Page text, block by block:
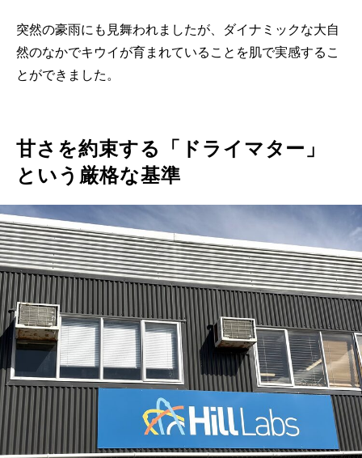
突然の豪雨にも見舞われましたが、ダイナミックな大自
然のなかでキウイが育まれていることを肌で実感するこ
とができました。
甘さを約束する「ドライマター」
という厳格な基準